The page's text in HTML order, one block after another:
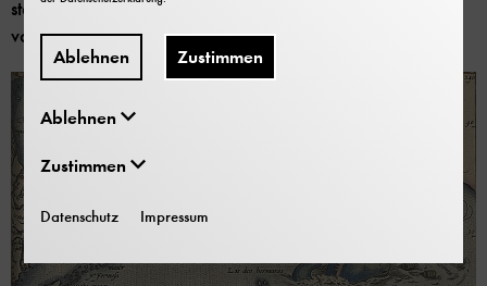
stellte Ortelius jeweils eine kurze lateinische Einleitung
voran, die das dargestellte Gebiet kurz beschreibt.
Ablehnen Zustimmen
Ablehnen
Zustimmen
Datenschutz Impressum